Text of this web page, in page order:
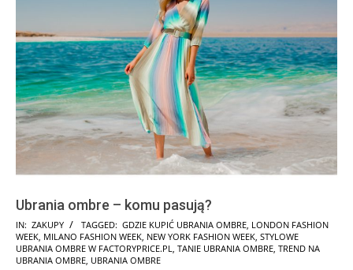
Ubrania ombre – komu pasują?
2025-
08-
08
IN: ZAKUPY TAGGED: GDZIE KUPIĆ UBRANIA OMBRE, LONDON FASHION
WEEK, MILANO FASHION WEEK, NEW YORK FASHION WEEK, STYLOWE
UBRANIA OMBRE W FACTORYPRICE.PL, TANIE UBRANIA OMBRE, TREND NA
UBRANIA OMBRE, UBRANIA OMBRE